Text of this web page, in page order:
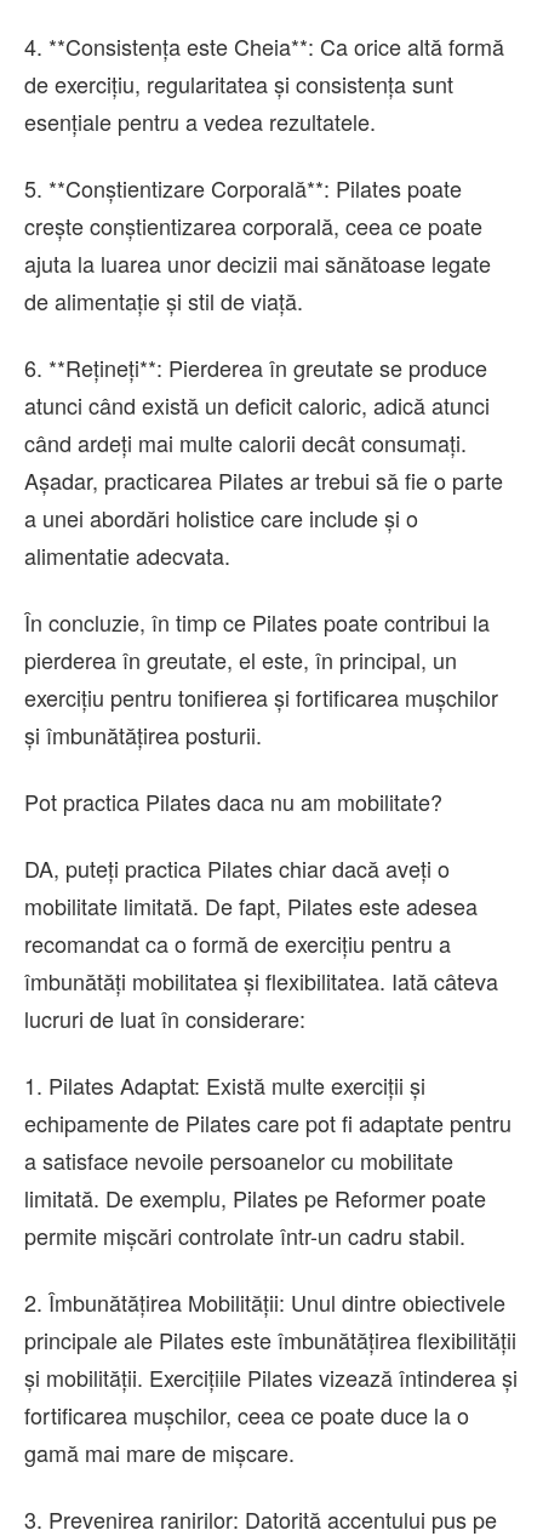
4. **Consistența este Cheia**: Ca orice altă formă
de exercițiu, regularitatea și consistența sunt
esențiale pentru a vedea rezultatele.
5. **Conștientizare Corporală**: Pilates poate
crește conștientizarea corporală, ceea ce poate
ajuta la luarea unor decizii mai sănătoase legate
de alimentație și stil de viață.
6. **Rețineți**: Pierderea în greutate se produce
atunci când există un deficit caloric, adică atunci
când ardeți mai multe calorii decât consumați.
Așadar, practicarea Pilates ar trebui să fie o parte
a unei abordări holistice care include și o
alimentatie adecvata.
În concluzie, în timp ce Pilates poate contribui la
pierderea în greutate, el este, în principal, un
exercițiu pentru tonifierea și fortificarea mușchilor
și îmbunătățirea posturii.
Pot practica Pilates daca nu am mobilitate?
DA, puteți practica Pilates chiar dacă aveți o
mobilitate limitată. De fapt, Pilates este adesea
recomandat ca o formă de exercițiu pentru a
îmbunătăți mobilitatea și flexibilitatea. Iată câteva
lucruri de luat în considerare:
1. Pilates Adaptat: Există multe exerciții și
echipamente de Pilates care pot fi adaptate pentru
a satisface nevoile persoanelor cu mobilitate
limitată. De exemplu, Pilates pe Reformer poate
permite mișcări controlate într-un cadru stabil.
2. Îmbunătățirea Mobilității: Unul dintre obiectivele
principale ale Pilates este îmbunătățirea flexibilității
și mobilității. Exercițiile Pilates vizează întinderea și
fortificarea mușchilor, ceea ce poate duce la o
gamă mai mare de mișcare.
3. Prevenirea ranirilor: Datorită accentului pus pe